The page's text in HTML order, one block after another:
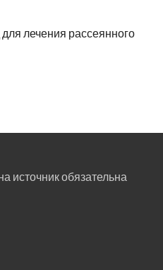
лечения рассеянного
источник обязательна